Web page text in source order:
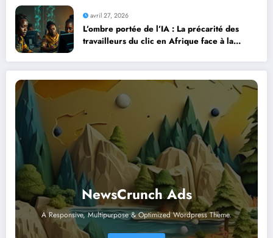
avril 27, 2026
L’ombre portée de l’IA : La précarité des
travailleurs du clic en Afrique face à la
NewsCrunch Ads
A Responsive, Multipurpose & Optimized Wordpress Theme.